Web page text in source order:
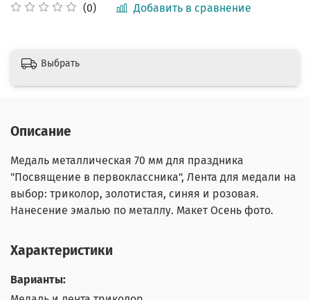
(0) Добавить в сравнение
Выбрать
Описание
Медаль металлическая 70 мм для праздника
"Посвящение в первоклассника", Лента для медали на
выбор: триколор, золотистая, синяя и розовая.
Нанесение эмалью по металлу. Макет Осень фото.
Характеристики
Варианты: